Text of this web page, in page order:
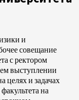
и
совещание
с ректором
выступлении
целях и задачах
на